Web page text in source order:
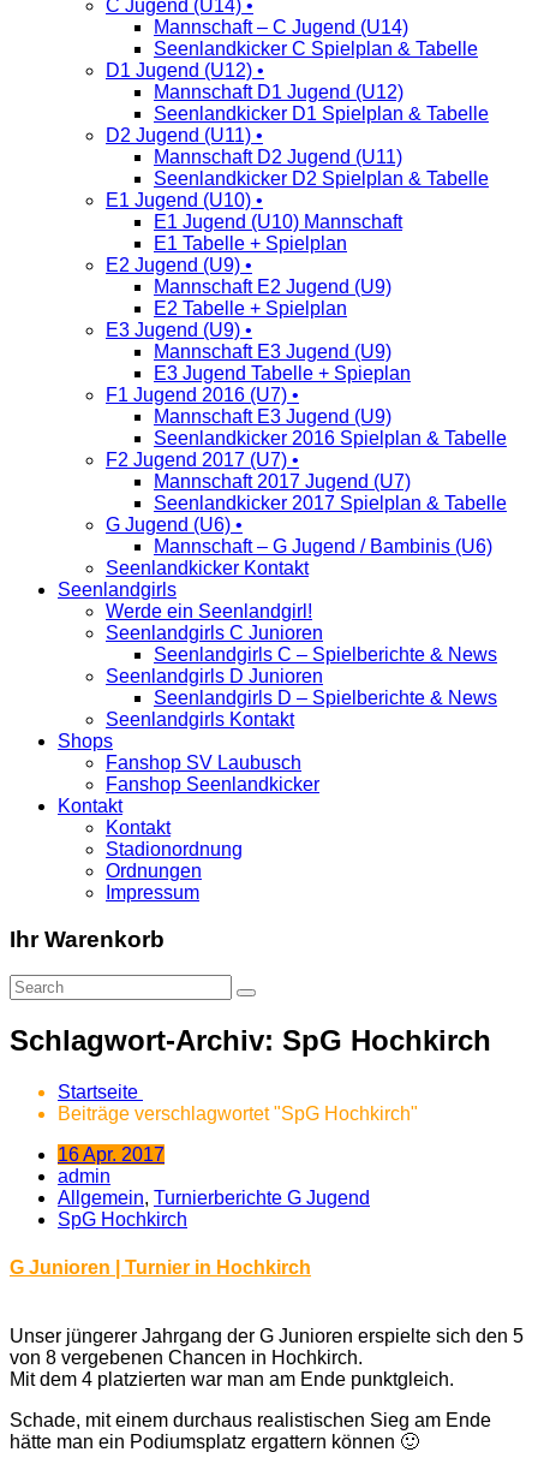
C Jugend (U14) •
Mannschaft – C Jugend (U14)
Seenlandkicker C Spielplan & Tabelle
D1 Jugend (U12) •
Mannschaft D1 Jugend (U12)
Seenlandkicker D1 Spielplan & Tabelle
D2 Jugend (U11) •
Mannschaft D2 Jugend (U11)
Seenlandkicker D2 Spielplan & Tabelle
E1 Jugend (U10) •
E1 Jugend (U10) Mannschaft
E1 Tabelle + Spielplan
E2 Jugend (U9) •
Mannschaft E2 Jugend (U9)
E2 Tabelle + Spielplan
E3 Jugend (U9) •
Mannschaft E3 Jugend (U9)
E3 Jugend Tabelle + Spieplan
F1 Jugend 2016 (U7) •
Mannschaft E3 Jugend (U9)
Seenlandkicker 2016 Spielplan & Tabelle
F2 Jugend 2017 (U7) •
Mannschaft 2017 Jugend (U7)
Seenlandkicker 2017 Spielplan & Tabelle
G Jugend (U6) •
Mannschaft – G Jugend / Bambinis (U6)
Seenlandkicker Kontakt
Seenlandgirls
Werde ein Seenlandgirl!
Seenlandgirls C Junioren
Seenlandgirls C – Spielberichte & News
Seenlandgirls D Junioren
Seenlandgirls D – Spielberichte & News
Seenlandgirls Kontakt
Shops
Fanshop SV Laubusch
Fanshop Seenlandkicker
Kontakt
Kontakt
Stadionordnung
Ordnungen
Impressum
Ihr Warenkorb
Schlagwort-Archiv: SpG Hochkirch
Startseite
Beiträge verschlagwortet "SpG Hochkirch"
16 Apr. 2017
admin
Allgemein, Turnierberichte G Jugend
SpG Hochkirch
G Junioren | Turnier in Hochkirch
Unser jüngerer Jahrgang der G Junioren erspielte sich den 5
von 8 vergebenen Chancen in Hochkirch.
Mit dem 4 platzierten war man am Ende punktgleich.
Schade, mit einem durchaus realistischen Sieg am Ende
hätte man ein Podiumsplatz ergattern können 🙂